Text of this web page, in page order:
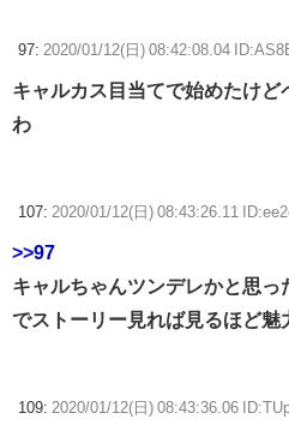
97: 2020/01/12(日) 08:42:08.04
キャルカス目当てで始めたけど
わ
107: 2020/01/12(日) 08:43:26.11
>>97
キャルちゃんツンデレかと思っ
でストーリー見れば見るほど
109: 2020/01/12(日) 08:43:36.06